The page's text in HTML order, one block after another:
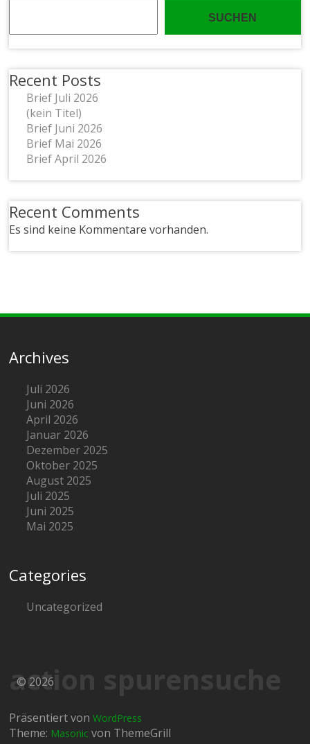
SUCHEN
Recent Posts
Brief Juli 2026
(kein Titel)
Brief Juni 2026
Brief Mai 2026
Brief April 2026
Recent Comments
Es sind keine Kommentare vorhanden.
Archives
Juli 2026
Juni 2026
April 2026
Januar 2026
Dezember 2025
Oktober 2025
August 2025
Juli 2025
Juni 2025
Mai 2025
Categories
Uncategorized
action spurensuche
© 2026
Präsentiert vonWordPress
Theme: Masonic von ThemeGrill